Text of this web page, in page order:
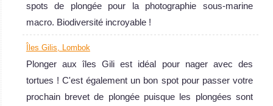
Tulamben
L'une des plus belles plongée épave au monde !!! Et
certainement la plus facile : située à 30 m du rivage et
spots de plongée pour la photographie sous-marine
macro. Biodiversité incroyable !
Îles Gilis, Lombok
Plonger aux îles Gili est idéal pour nager avec des
tortues ! C'est également un bon spot pour passer votre
prochain brevet de plongée puisque les plongées sont